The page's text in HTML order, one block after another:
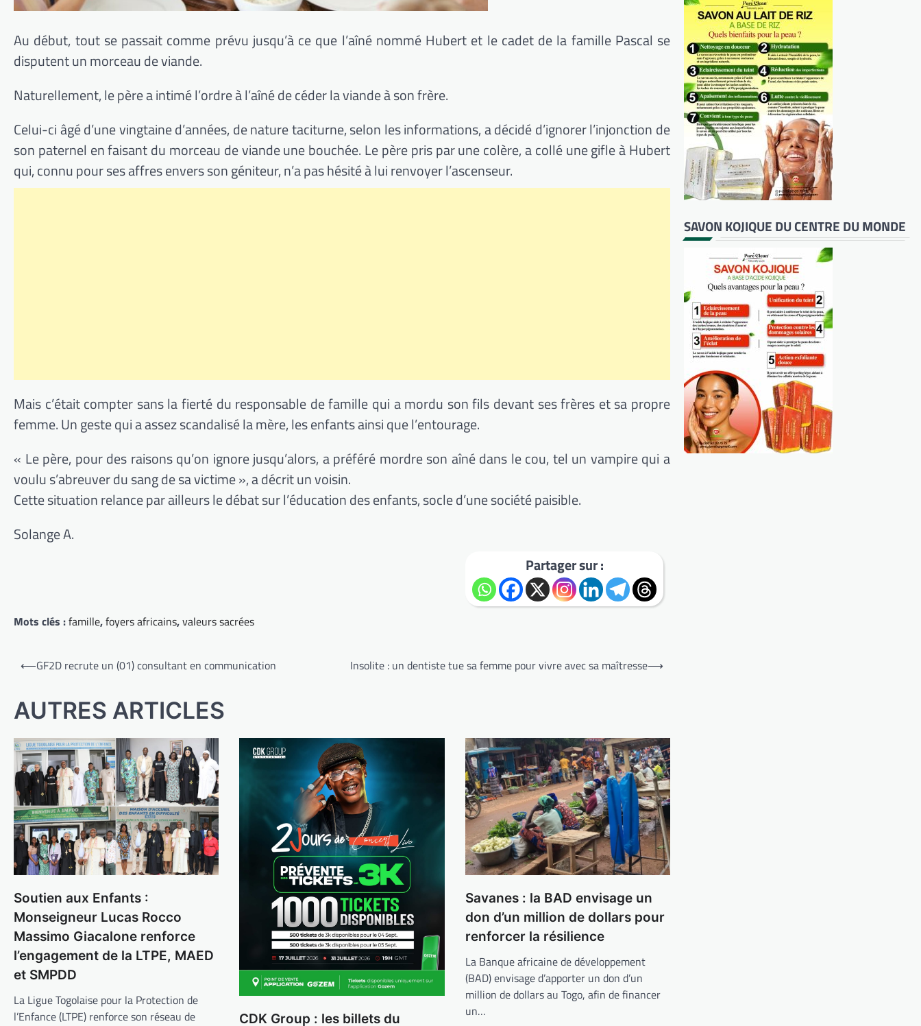
Au début, tout se passait comme prévu jusqu’à ce que l’aîné nommé Hubert et le cadet de la famille Pascal se
disputent un morceau de viande.
Naturellement, le père a intimé l’ordre à l’aîné de céder la viande à son frère.
Celui-ci âgé d’une vingtaine d’années, de nature taciturne, selon les informations, a décidé d’ignorer l’injonction de
son paternel en faisant du morceau de viande une bouchée. Le père pris par une colère, a collé une gifle à Hubert
qui, connu pour ses affres envers son géniteur, n’a pas hésité à lui renvoyer l’ascenseur.
Mais c’était compter sans la fierté du responsable de famille qui a mordu son fils devant ses frères et sa propre
femme. Un geste qui a assez scandalisé la mère, les enfants ainsi que l’entourage.
« Le père, pour des raisons qu’on ignore jusqu’alors, a préféré mordre son aîné dans le cou, tel un vampire qui a
voulu s’abreuver du sang de sa victime », a décrit un voisin.
Cette situation relance par ailleurs le débat sur l’éducation des enfants, socle d’une société paisible.
Solange A.
Partager sur :
Mots clés :famille,foyers africains,valeurs sacrées
Navigation
l’article
⟵GF2D recrute un (01) consultant en communication Insolite : un dentiste tue sa femme pour vivre avec sa maîtresse⟶
AUTRES ARTICLES
Soutien aux Enfants :
Monseigneur Lucas Rocco
Massimo Giacalone renforce
l’engagement de la LTPE, MAED
et SMPDD
La Ligue Togolaise pour la Protection de
l’Enfance (LTPE) renforce son réseau de
CDK Group : les billets du
Savanes : la BAD envisage un
don d’un million de dollars pour
renforcer la résilience
La Banque africaine de développement
(BAD) envisage d’apporter un don d’un
million de dollars au Togo, afin de financer
un…
SAVON KOJIQUE DU CENTRE DU MONDE